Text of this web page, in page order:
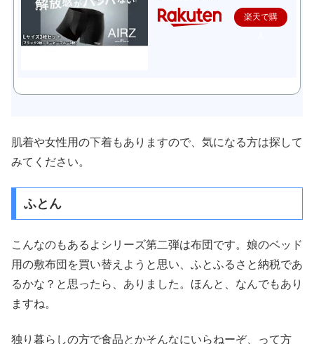
楽天で購
肌着や女性用の下着もありますので、気になる方は探して
みてください。
ふとん
こんなのもあるよシリーズ第二弾は布団です。娘のベッド
用の敷布団を買い替えようと思い、ふとふるさと納税であ
るかな？と思ったら、ありました。ほんと、なんでもあり
ますね。
独り暮らしの方で食品とかそんなにいらねーぞ、って方